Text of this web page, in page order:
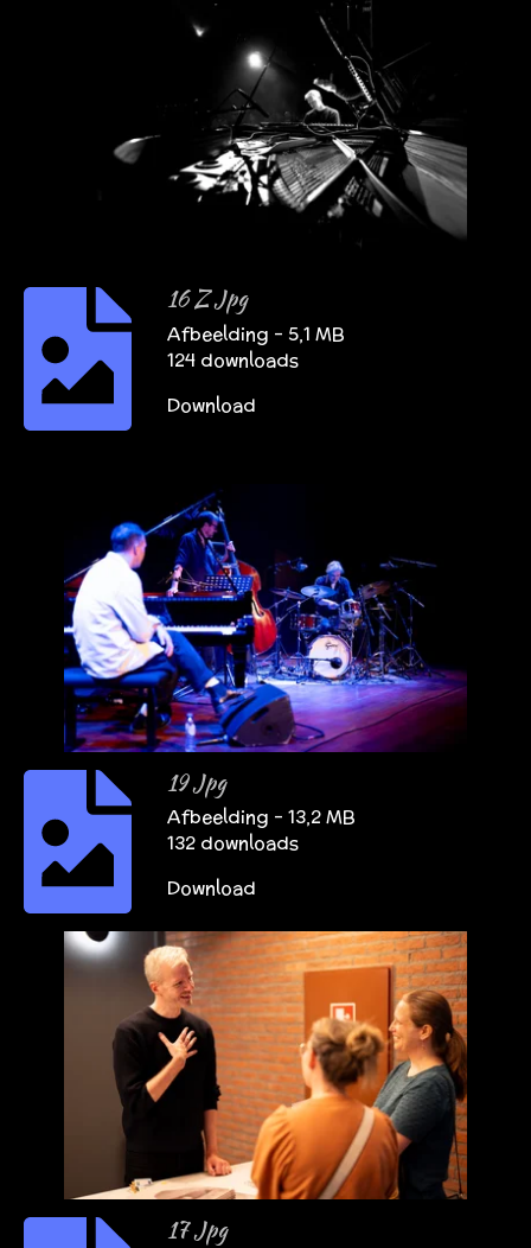
16 Z Jpg
Afbeelding – 5,1 MB
124 downloads
Download
19 Jpg
Afbeelding – 13,2 MB
132 downloads
Download
17 Jpg